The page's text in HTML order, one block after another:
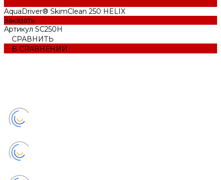
AquaDriver® SkimClean 250 HELIX
Заказать
Артикул SC250H
СРАВНИТЬ
В СРАВНЕНИИ